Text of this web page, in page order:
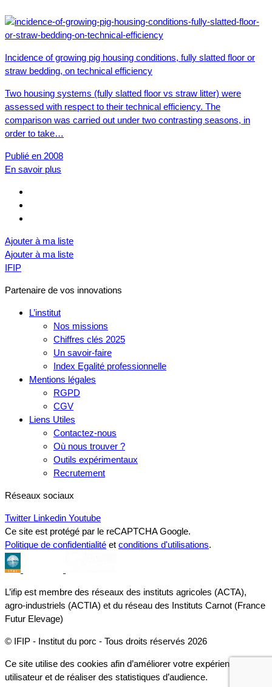
Incidence of growing pig housing conditions, fully slatted floor or
straw bedding, on technical efficiency
Two housing systems (fully slatted floor vs straw litter) were
assessed with respect to their technical efficiency. The
comparison was carried out under two contrasting seasons, in
order to take…
Publié en 2008
En savoir plus
Ajouter à ma liste
Ajouter à ma liste
IFIP
Partenaire de vos innovations
L’institut
Nos missions
Chiffres clés 2025
Un savoir-faire
Index Egalité professionnelle
Mentions légales
RGPD
CGV
Liens Utiles
Contactez-nous
Où nous trouver ?
Outils expérimentaux
Recrutement
Réseaux sociaux
Twitter Linkedin Youtube
Ce site est protégé par le reCAPTCHA Google.
Politique de confidentialité et conditions d'utilisations.
L’ifip est membre des réseaux des instituts agricoles (ACTA),
agro-industriels (ACTIA) et du réseau des Instituts Carnot (France
Futur Elevage)
© IFIP - Institut du porc - Tous droits réservés 2026
Ce site utilise des cookies afin d’améliorer votre expérience
utilisateur et de réaliser des statistiques d’audience.